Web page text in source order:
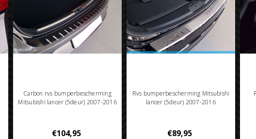
Carbon rvs bumperbescherming
Mitsubishi lancer (5deur) 2007-2016
€104,95
Rvs bumperbescherming Mitsubishi
lancer (5deur) 2007-2016
€89,95